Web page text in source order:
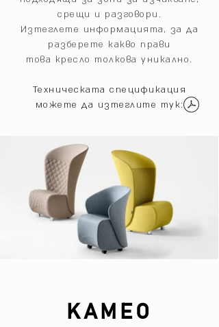
срещи и разговори.
Изтеглете информацията, за да
разберете какво прави
това кресло толкова уникално.
Техническата спецификация
можете да изтеглите тук:
KAMEO